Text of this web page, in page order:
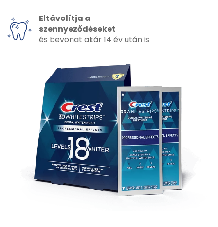
Eltávolítja a
szennyeződéseket
és bevonat akár 14 év után is